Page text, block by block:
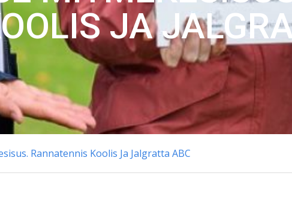
JA
Rannatennis Koolis Ja Jalgratta ABC